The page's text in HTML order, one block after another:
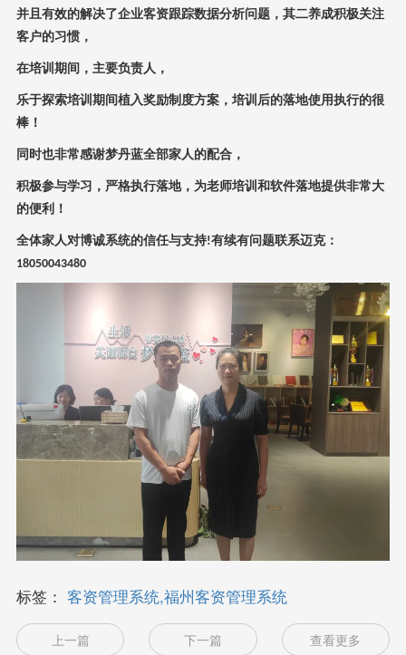
并且有效的解决了企业客资跟踪数据分析问题，其二养成积极关注
客户的习惯，
在培训期间，主要负责人，
乐于探索培训期间植入奖励制度方案，培训后的落地使用执行的很
棒！
同时也非常感谢梦丹蓝全部家人的配合，
积极参与学习，严格执行落地，为老师培训和软件落地提供非常大
的便利 ！
全体家人对博诚系统的信任与支持!有续有问题联系迈克：
18050043480
标签： 客资管理系统,福州客资管理系统
上一篇 下一篇 查看更多